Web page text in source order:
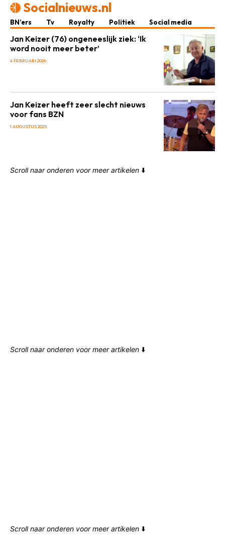
Socialnieuws.nl
BN’ers Tv Royalty Politiek Social media
Jan Keizer (76) ongeneeslijk ziek: ‘Ik
word nooit meer beter’
4 FEBRUARI 2026
Jan Keizer heeft zeer slecht nieuws
voor fans BZN
1 AUGUSTUS 2025
Scroll naar onderen voor meer artikelen ⬇️
Scroll naar onderen voor meer artikelen ⬇️
Scroll naar onderen voor meer artikelen ⬇️